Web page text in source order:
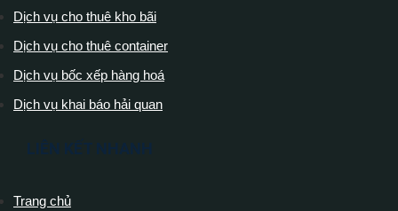
Dịch vụ cho thuê kho bãi
Dịch vụ cho thuê container
Dịch vụ bốc xếp hàng hoá
Dịch vụ khai báo hải quan
Trang chủ